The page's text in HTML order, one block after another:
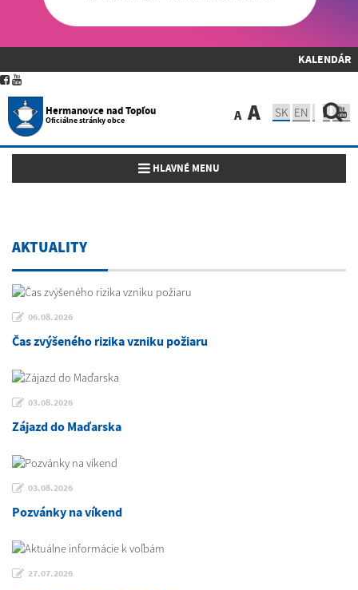
KALENDÁR
Hermanovce nad Topľou
Oficiálne stránky obce A A SK EN
Toggle navigation
HLAVNÉ MENU
AKTUALITY
06.08.2026
Čas zvýšeného rizika vzniku požiaru
03.08.2026
Zájazd do Maďarska
03.08.2026
Pozvánky na víkend
27.07.2026